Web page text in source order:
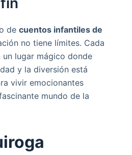
de cuentos infantiles de
no tiene límites. Cada
lugar mágico donde
y la diversión está
vivir emocionantes
mundo de la